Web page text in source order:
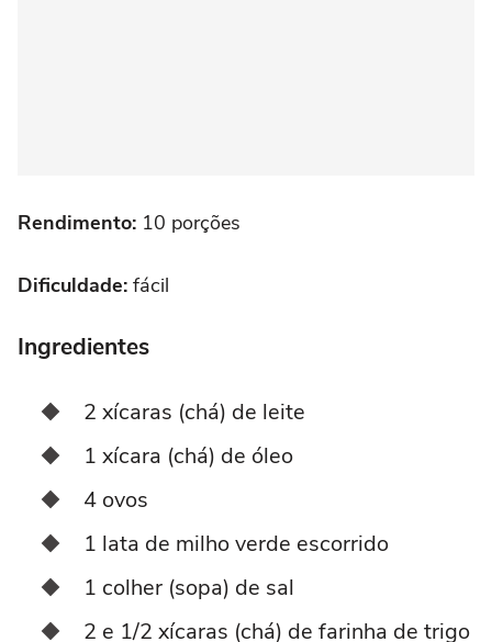
Rendimento: 10 porções
Dificuldade: fácil
Ingredientes
2 xícaras (chá) de leite
1 xícara (chá) de óleo
4 ovos
1 lata de milho verde escorrido
1 colher (sopa) de sal
2 e 1/2 xícaras (chá) de farinha de trigo